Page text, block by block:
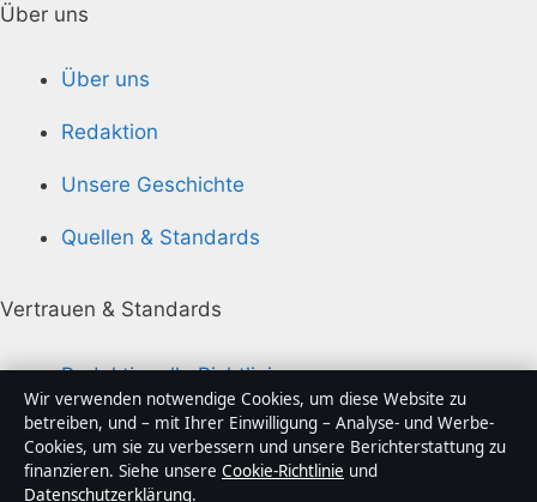
Über uns
Über uns
Redaktion
Unsere Geschichte
Quellen & Standards
Vertrauen & Standards
Redaktionelle Richtlinien
Berichtigungspolitik
Barrierefreiheitserklärung
Wir verwenden notwendige Cookies, um diese Website zu
betreiben, und – mit Ihrer Einwilligung – Analyse- und Werbe-
Cookies, um sie zu verbessern und unsere Berichterstattung zu
finanzieren. Siehe unsere Cookie-Richtlinie und
Datenschutzerklärung.